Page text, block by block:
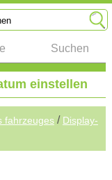
Suchen
einstellen
fahrzeuges/ Display-